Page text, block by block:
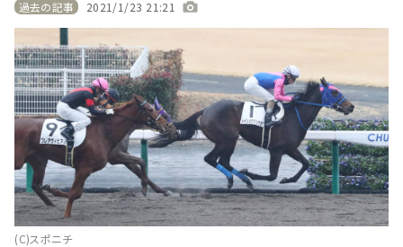
過去の記事 2021/1/23 21:21
(C)スポニチ